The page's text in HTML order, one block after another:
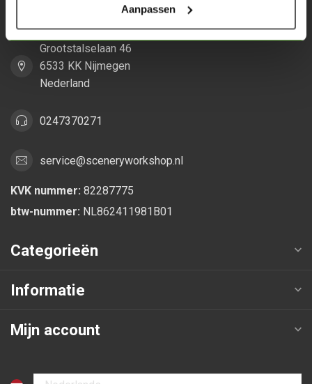
Aanpassen
Alles voor je miniature wargaming en scenery
Grootstalselaan 46
6533 KK Nijmegen
Nederland
0247370271
service@sceneryworkshop.nl
KVK nummer: 82287775
btw-nummer: NL862411981B01
Categorieën
Informatie
Mijn account